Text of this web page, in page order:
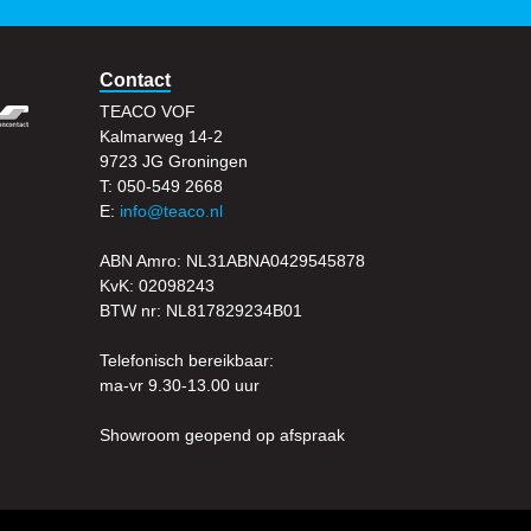
Contact
TEACO VOF
Kalmarweg 14-2
9723 JG Groningen
T: 050-549 2668
E: info@teaco.nl
ABN Amro: NL31ABNA0429545878
KvK: 02098243
BTW nr: NL817829234B01
Telefonisch bereikbaar:
ma-vr 9.30-13.00 uur
Showroom geopend op afspraak